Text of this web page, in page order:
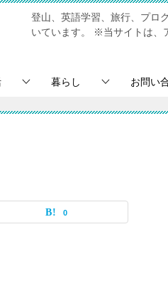
登山、英語学習、旅行、プロ
いています。
※当サイトは、
暮らし お問い
0